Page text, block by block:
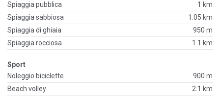
Spiaggia pubblica
1 km
Spiaggia sabbiosa
1.05 km
Spiaggia di ghiaia
950 m
Spiaggia rocciosa
1.1 km
Sport
Noleggio biciclette
900 m
Beach volley
2.1 km